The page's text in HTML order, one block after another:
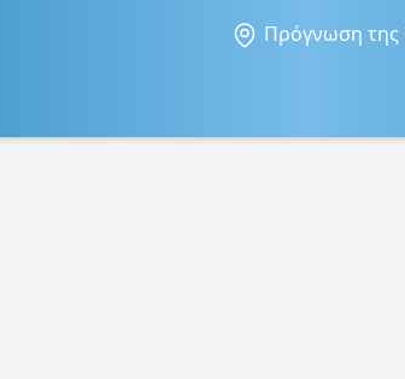
Πρόγνωση της